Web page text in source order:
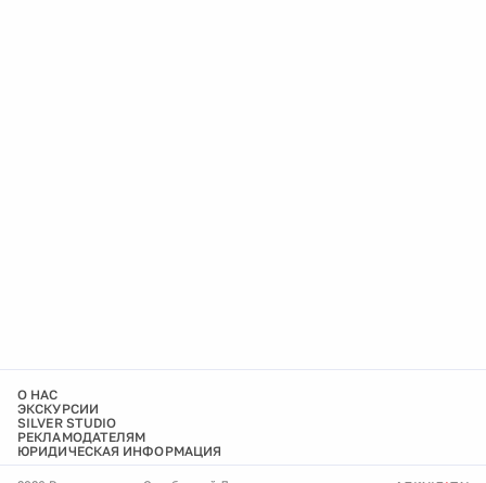
О НАС
ЭКСКУРСИИ
SILVER STUDIO
РЕКЛАМОДАТЕЛЯМ
ЮРИДИЧЕСКАЯ ИНФОРМАЦИЯ